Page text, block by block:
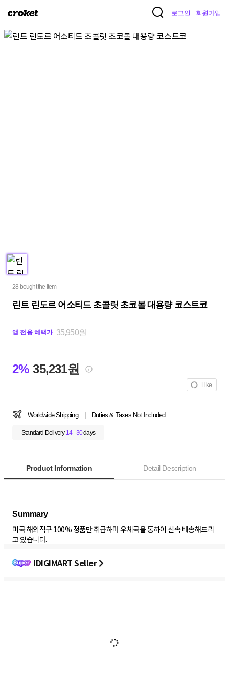
크
켓
로그인 회원가입
28 bought the item
린트 린도르 어소티드 초콜릿 초코볼 대용량 코스트코
앱 전용 혜택가 35,950원
2% 35,231원
Like
Worldwide Shipping Duties & Taxes Not Included
Standard Delivery 14 - 30days
Product Information Detail Description
Summary
미국 해외직구 100% 정품만 취급하며 우체국을 통하여 신속 배송해드리
고 있습니다.
IDIGIMART Seller